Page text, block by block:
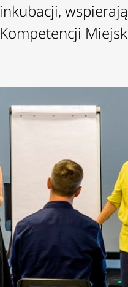
inkubacji,
Kompetencji